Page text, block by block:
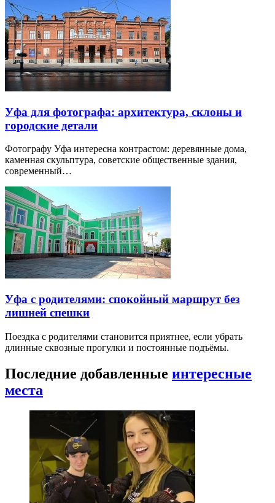
Уфа для фотографа: архитектура, склоны и
городские детали
Фотографу Уфа интересна контрастом: деревянные дома,
каменная скульптура, советские общественные здания,
современный…
Уфа с родителями: спокойный маршрут без
лишней спешки
Поездка с родителями становится приятнее, если убрать
длинные сквозные прогулки и постоянные подъёмы.
Последние добавленные интересные
места